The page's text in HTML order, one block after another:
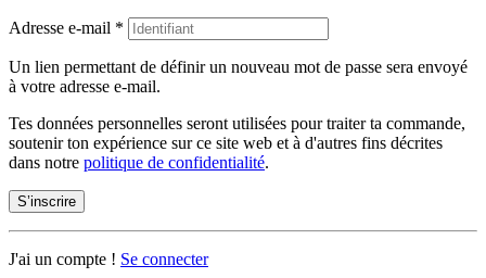
Adresse e-mail *
Un lien permettant de définir un nouveau mot de passe sera envoyé
à votre adresse e-mail.
Tes données personnelles seront utilisées pour traiter ta commande,
soutenir ton expérience sur ce site web et à d'autres fins décrites
dans notre politique de confidentialité.
S’inscrire
J'ai un compte ! Se connecter